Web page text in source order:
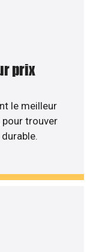
prix
le meilleur
trouver